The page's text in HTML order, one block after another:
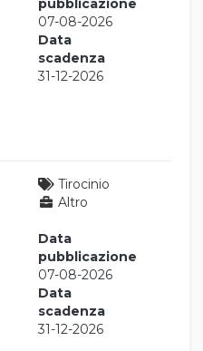
pubblicazione
07-08-2026
Data
scadenza
31-12-2026
Tirocinio
Altro
Data
pubblicazione
07-08-2026
Data
scadenza
31-12-2026